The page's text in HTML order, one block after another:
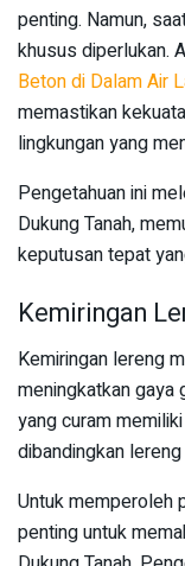
penting. Namun,
khusus diperlukan.
Beton di Dalam Air
memastikan
lingkungan yang
Pengetahuan ini
Dukung Tanah,
keputusan tepat
Kemiringan
Kemiringan lereng
meningkatkan gaya
yang curam
dibandingkan
Untuk memperoleh
penting untuk